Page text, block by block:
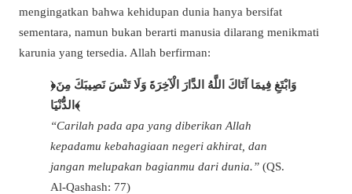
mengingatkan bahwa kehidupan dunia hanya bersifat
sementara, namun bukan berarti manusia dilarang menikmati
karunia yang tersedia. Allah berfirman:
﴿وَابْتَغِ فِيمَا آتَاكَ اللَّهُ الدَّارَ الْآخِرَةَ وَلَا تَنْسَ نَصِيبَكَ مِنَ
الدُّنْيَا﴾
“Carilah pada apa yang diberikan Allah
kepadamu kebahagiaan negeri akhirat, dan
jangan melupakan bagianmu dari dunia.” (QS.
Al-Qashash: 77)